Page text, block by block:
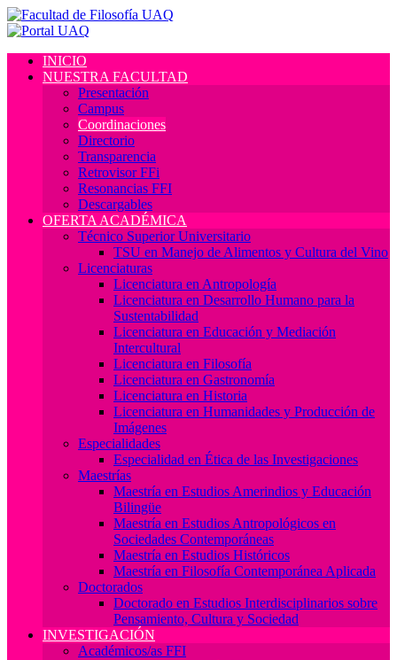
INICIO
NUESTRA FACULTAD
Presentación
Campus
Coordinaciones
Directorio
Transparencia
Retrovisor FFi
Resonancias FFI
Descargables
OFERTA ACADÉMICA
Técnico Superior Universitario
TSU en Manejo de Alimentos y Cultura del Vino
Licenciaturas
Licenciatura en Antropología
Licenciatura en Desarrollo Humano para la
Sustentabilidad
Licenciatura en Educación y Mediación
Intercultural
Licenciatura en Filosofía
Licenciatura en Gastronomía
Licenciatura en Historia
Licenciatura en Humanidades y Producción de
Imágenes
Especialidades
Especialidad en Ética de las Investigaciones
Maestrías
Maestría en Estudios Amerindios y Educación
Bilingüe
Maestría en Estudios Antropológicos en
Sociedades Contemporáneas
Maestría en Estudios Históricos
Maestría en Filosofía Contemporánea Aplicada
Doctorados
Doctorado en Estudios Interdisciplinarios sobre
Pensamiento, Cultura y Sociedad
INVESTIGACIÓN
Académicos/as FFI